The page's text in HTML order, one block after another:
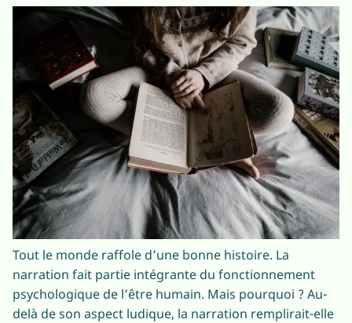
Tout le monde raffole d’une bonne histoire. La
narration fait partie intégrante du fonctionnement
psychologique de l’être humain. Mais pourquoi ? Au-
delà de son aspect ludique, la narration remplirait-elle